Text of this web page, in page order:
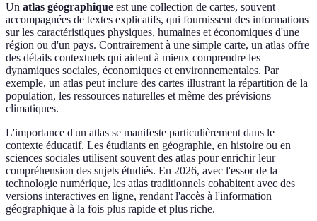
Un atlas géographique est une collection de cartes, souvent
accompagnées de textes explicatifs, qui fournissent des informations
sur les caractéristiques physiques, humaines et économiques d'une
région ou d'un pays. Contrairement à une simple carte, un atlas offre
des détails contextuels qui aident à mieux comprendre les
dynamiques sociales, économiques et environnementales. Par
exemple, un atlas peut inclure des cartes illustrant la répartition de la
population, les ressources naturelles et même des prévisions
climatiques.
L'importance d'un atlas se manifeste particulièrement dans le
contexte éducatif. Les étudiants en géographie, en histoire ou en
sciences sociales utilisent souvent des atlas pour enrichir leur
compréhension des sujets étudiés. En 2026, avec l'essor de la
technologie numérique, les atlas traditionnels cohabitent avec des
versions interactives en ligne, rendant l'accès à l'information
géographique à la fois plus rapide et plus riche.